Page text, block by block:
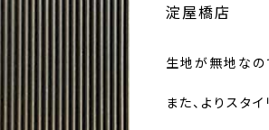
淀屋橋店
生地が無地なの
また、よりスタ